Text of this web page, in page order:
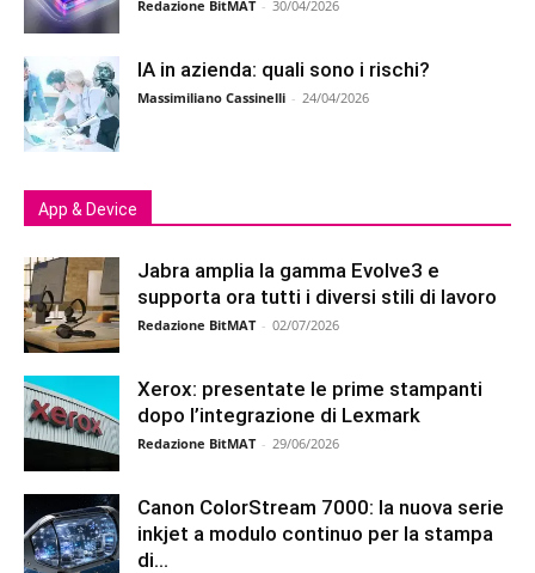
Redazione BitMAT - 30/04/2026
IA in azienda: quali sono i rischi?
Massimiliano Cassinelli - 24/04/2026
App & Device
Jabra amplia la gamma Evolve3 e
supporta ora tutti i diversi stili di lavoro
Redazione BitMAT - 02/07/2026
Xerox: presentate le prime stampanti
dopo l’integrazione di Lexmark
Redazione BitMAT - 29/06/2026
Canon ColorStream 7000: la nuova serie
inkjet a modulo continuo per la stampa
di...